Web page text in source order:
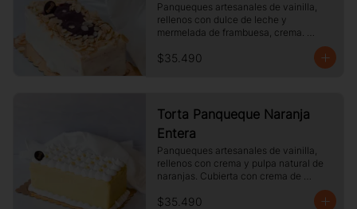
Panqueques artesanales de vainilla,
rellenos con dulce de leche y
mermelada de frambuesa, crema.
almendras laminadas tostadas.
$35.490
Torta Panqueque Naranja
Entera
Panqueques artesanales de vainilla,
rellenos con crema y pulpa natural de
naranjas. Cubierta con crema de
$35.490